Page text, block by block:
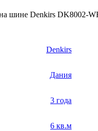
шине Denkirs DK8002-
Denkirs
Дания
3 года
6 кв.м